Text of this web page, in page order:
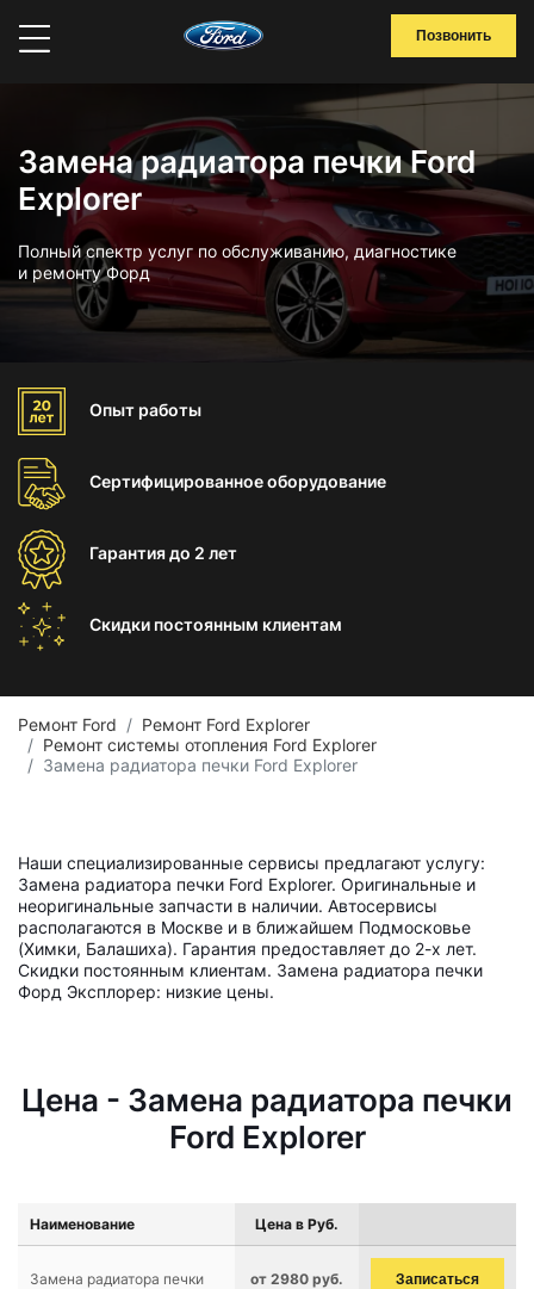
Позвонить
Замена радиатора печки Ford
Explorer
Полный спектр услуг по обслуживанию, диагностике
и ремонту Форд
Опыт работы
Сертифицированноеоборудование
Гарантиядо 2 лет
Скидки постоянным клиентам
Ремонт Ford
Ремонт Ford Explorer
Ремонт системы отопления Ford Explorer
Замена радиатора печки Ford Explorer
Наши специализированные сервисы предлагают услугу:
Замена радиатора печки Ford Explorer. Оригинальные и
неоригинальные запчасти в наличии. Автосервисы
располагаются в Москве и в ближайшем Подмосковье
(Химки, Балашиха). Гарантия предоставляет до 2-х лет.
Скидки постоянным клиентам. Замена радиатора печки
Форд Эксплорер: низкие цены.
Цена - Замена радиатора печки
Ford Explorer
Наименование Цена в Руб.
Замена радиатора печки от 2980 руб. Записаться